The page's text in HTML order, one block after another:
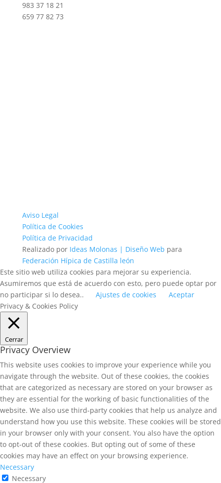
983 37 18 21
659 77 82 73
Aviso Legal
Política de Cookies
Política de Privacidad
Realizado por Ideas Molonas | Diseño Web para
Federación Hípica de Castilla león
Este sitio web utiliza cookies para mejorar su experiencia.
Asumiremos que está de acuerdo con esto, pero puede optar por
no participar si lo desea..
Ajustes de cookies
Aceptar
Privacy & Cookies Policy
Cerrar
Privacy Overview
This website uses cookies to improve your experience while you
navigate through the website. Out of these cookies, the cookies
that are categorized as necessary are stored on your browser as
they are essential for the working of basic functionalities of the
website. We also use third-party cookies that help us analyze and
understand how you use this website. These cookies will be stored
in your browser only with your consent. You also have the option
to opt-out of these cookies. But opting out of some of these
cookies may have an effect on your browsing experience.
Necessary
Necessary